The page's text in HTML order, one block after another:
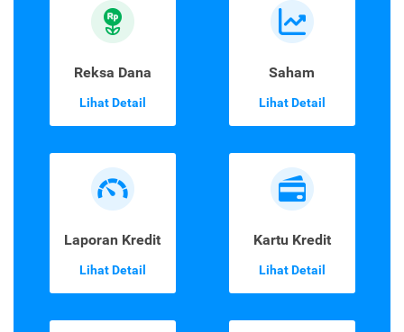
Reksa Dana
Lihat Detail
Saham
Lihat Detail
Laporan Kredit
Lihat Detail
Kartu Kredit
Lihat Detail